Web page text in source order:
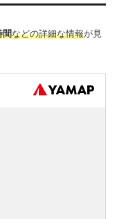
間などの詳細な情報が見